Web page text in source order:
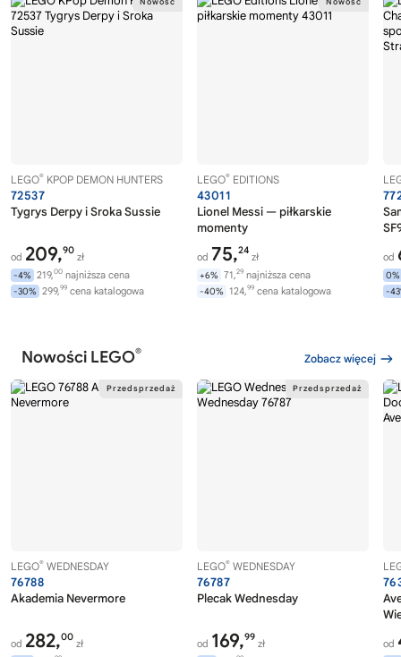
LEGO® KPOP DEMON HUNTERS
72537
Tygrys Derpy i Sroka Sussie
od 209,90
zł
-4% 219,00 najniższa cena
-30% 299,99 cena katalogowa
LEGO® EDITIONS
43011
Lionel Messi — piłkarskie
momenty
od 75,24
zł
+6% 71,29 najniższa cena
-40% 124,99 cena katalogowa
od
0%
-
Nowości LEGO® Zobacz więcej
LEGO® WEDNESDAY
76788
Akademia Nevermore
od 282,00
zł
LEGO® WEDNESDAY
76787
Plecak Wednesday
od 169,99
zł od